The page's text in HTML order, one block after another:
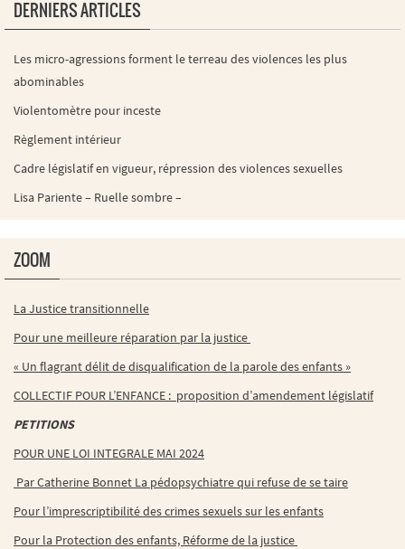
DERNIERS ARTICLES
Les micro-agressions forment le terreau des violences les plus
abominables
Violentomètre pour inceste
Règlement intérieur
Cadre législatif en vigueur, répression des violences sexuelles
Lisa Pariente – Ruelle sombre –
ZOOM
La Justice transitionnelle
Pour une meilleure réparation par la justice
« Un flagrant délit de disqualification de la parole des enfants »
COLLECTIF POUR L’ENFANCE : proposition d’amendement législatif
PETITIONS
POUR UNE LOI INTEGRALE MAI 2024
Par Catherine Bonnet La pédopsychiatre qui refuse de se taire
Pour l’imprescriptibilité des crimes sexuels sur les enfants
Pour la Protection des enfants, Réforme de la justice